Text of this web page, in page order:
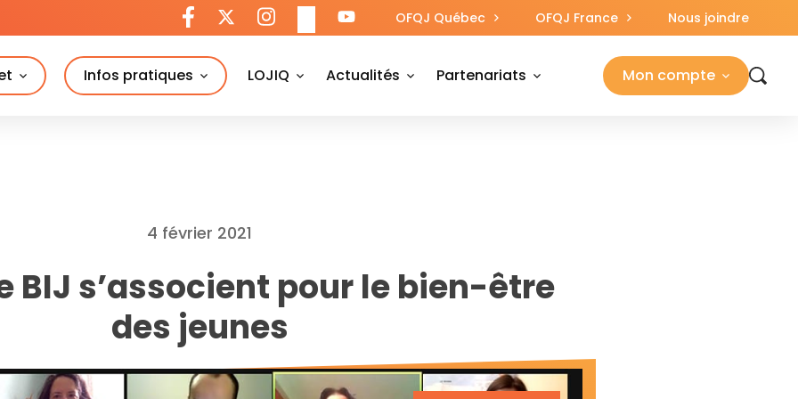
OFQJ Québec OFQJ France Nous joindre
Infos pratiques LOJIQ Actualités Partenariats Mon compte
4 février 2021
BIJ s’associent pour le bien-être
des jeunes